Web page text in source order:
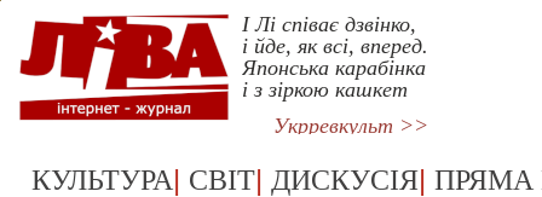
І Лі співає дзвінко,
і йде, як всі, вперед.
Японська карабінка
і з зіркою кашкет
Укрревкульт >>
КУЛЬТУРА| СВІТ| ДИСКУСІЯ| ПРЯМА